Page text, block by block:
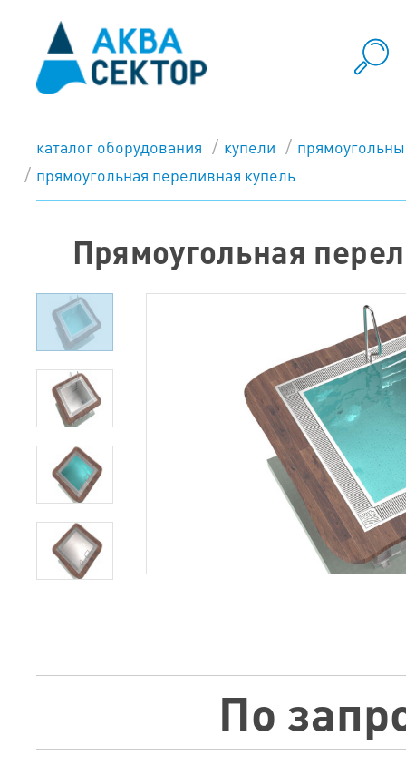
каталог оборудования купели
прямоугольная переливная купель
Прямоугольная
По